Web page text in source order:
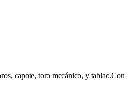
capote, toro mecánico, y tablao.Con